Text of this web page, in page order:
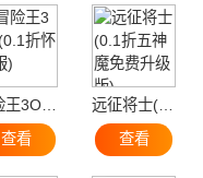
冒险王3OL(0.1折怀旧服)
查看
远征将士(0.1折五神魔免费升级版)
查看